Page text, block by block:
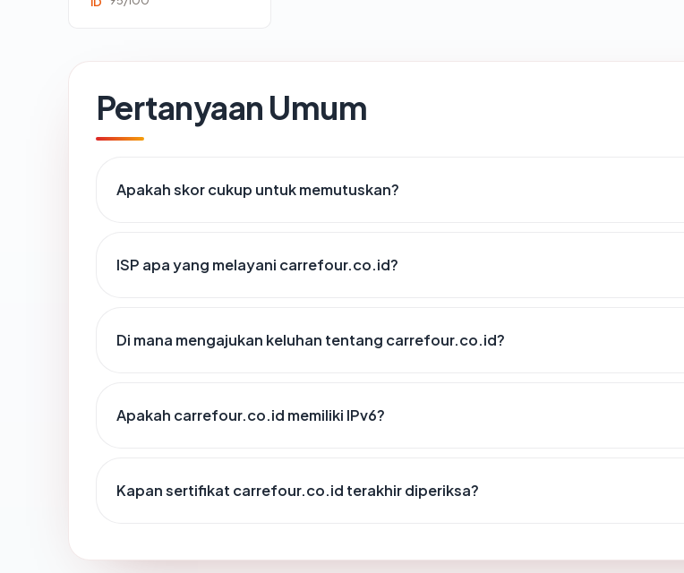
Pertanyaan Umum
Apakah skor cukup untuk memutuskan?
ISP apa yang melayani carrefour.co.id?
Di mana mengajukan keluhan tentang carrefour.co.id?
Apakah carrefour.co.id memiliki IPv6?
Kapan sertifikat carrefour.co.id terakhir diperiksa?